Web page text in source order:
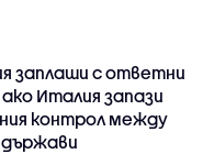
заплаши с ответни
Италия запази
контрол между